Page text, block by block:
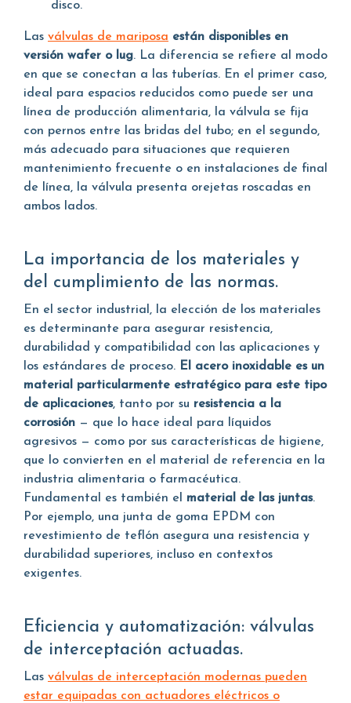
disco.
Las válvulas de mariposa están disponibles en
versión wafer o lug. La diferencia se refiere al modo
en que se conectan a las tuberías. En el primer caso,
ideal para espacios reducidos como puede ser una
línea de producción alimentaria, la válvula se fija
con pernos entre las bridas del tubo; en el segundo,
más adecuado para situaciones que requieren
mantenimiento frecuente o en instalaciones de final
de línea, la válvula presenta orejetas roscadas en
ambos lados.
La importancia de los materiales y
del cumplimiento de las normas.
En el sector industrial, la elección de los materiales
es determinante para asegurar resistencia,
durabilidad y compatibilidad con las aplicaciones y
los estándares de proceso. El acero inoxidable es un
material particularmente estratégico para este tipo
de aplicaciones, tanto por su resistencia a la
corrosión — que lo hace ideal para líquidos
agresivos — como por sus características de higiene,
que lo convierten en el material de referencia en la
industria alimentaria o farmacéutica.
Fundamental es también el material de las juntas.
Por ejemplo, una junta de goma EPDM con
revestimiento de teflón asegura una resistencia y
durabilidad superiores, incluso en contextos
exigentes.
Eficiencia y automatización: válvulas
de interceptación actuadas.
Las válvulas de interceptación modernas pueden
estar equipadas con actuadores eléctricos o